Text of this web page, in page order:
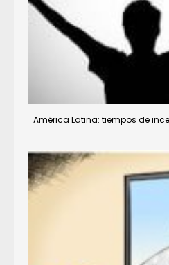
América Latina: tiempos de